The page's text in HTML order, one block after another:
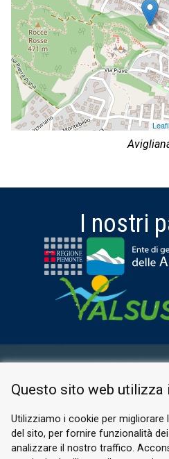
I nostri
PRIVACY
© 2026 Valle
Questo sito web utilizza
Utilizziamo i cookie per migliorare
del sito, per fornire funzionalità
analizzare il nostro traffico.